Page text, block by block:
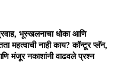
भूस्खलनाचा धोका आणि
महत्वाची नाही काय? कॉन्टूर प्लॅन,
मंजूर नकाशांनी वाढवले प्रश्न